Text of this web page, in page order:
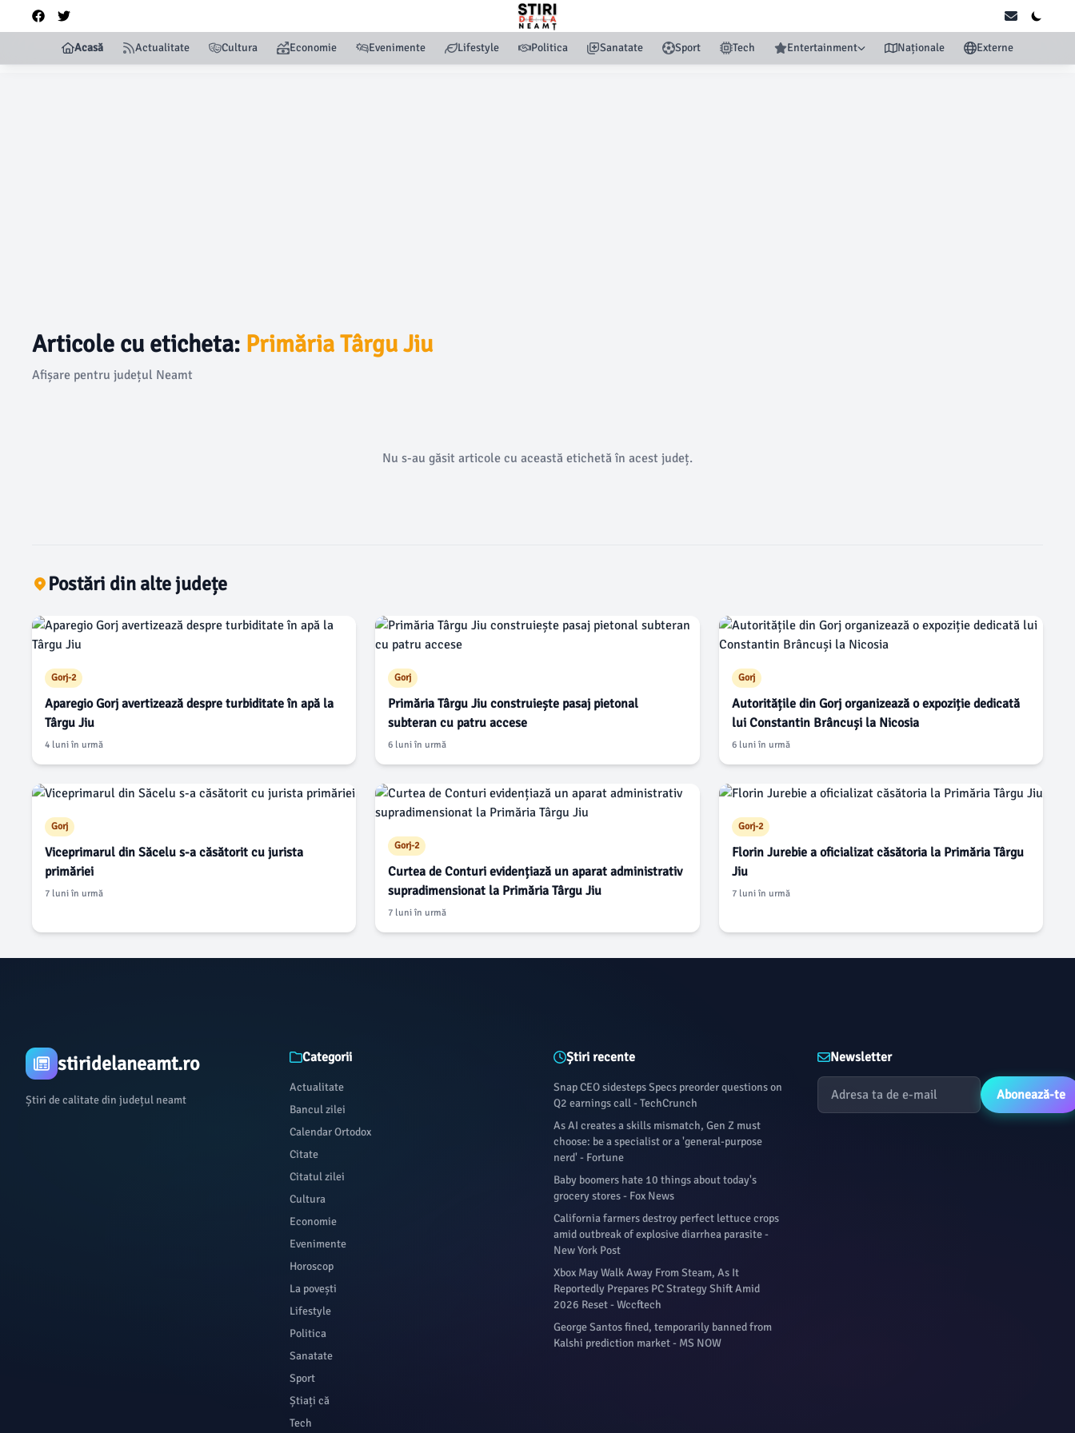
Acasă Actualitate Cultura Economie Evenimente Lifestyle Politica Sanatate Sport Tech Entertainment Naționale Externe
Articole cu eticheta: Primăria Târgu Jiu
Afișare pentru județul Neamt
Nu s-au găsit articole cu această etichetă în acest județ.
Postări din alte județe
Gorj-2
Aparegio Gorj avertizează despre turbiditate în apă la
Târgu Jiu
4 luni în urmă
Gorj
Primăria Târgu Jiu construiește pasaj pietonal
subteran cu patru accese
6 luni în urmă
Gorj
Autoritățile din Gorj organizează o expoziție dedicată
lui Constantin Brâncuși la Nicosia
6 luni în urmă
Gorj
Viceprimarul din Săcelu s-a căsătorit cu jurista
primăriei
7 luni în urmă
Gorj-2
Curtea de Conturi evidențiază un aparat administrativ
supradimensionat la Primăria Târgu Jiu
7 luni în urmă
Gorj-2
Florin Jurebie a oficializat căsătoria la Primăria Târgu
Jiu
7 luni în urmă
stiridelaneamt.ro
Știri de calitate din județul neamt
Categorii
Actualitate
Bancul zilei
Calendar Ortodox
Citate
Citatul zilei
Cultura
Economie
Evenimente
Horoscop
La povești
Lifestyle
Politica
Sanatate
Sport
Știați că
Tech
Știri recente
Snap CEO sidesteps Specs preorder questions on
Q2 earnings call - TechCrunch
As AI creates a skills mismatch, Gen Z must
choose: be a specialist or a 'general-purpose
nerd' - Fortune
Baby boomers hate 10 things about today's
grocery stores - Fox News
California farmers destroy perfect lettuce crops
amid outbreak of explosive diarrhea parasite -
New York Post
Xbox May Walk Away From Steam, As It
Reportedly Prepares PC Strategy Shift Amid
2026 Reset - Wccftech
George Santos fined, temporarily banned from
Kalshi prediction market - MS NOW
Newsletter
Abonează-te